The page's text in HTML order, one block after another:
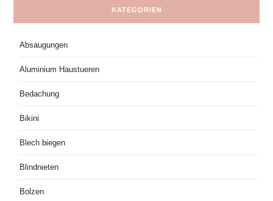
KATEGORIEN
Absaugungen
Aluminium Haustueren
Bedachung
Bikini
Blech biegen
Blindnieten
Bolzen